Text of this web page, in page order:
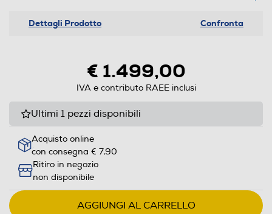
Dettagli Prodotto Confronta
€ 1.499,00
IVA e contributo RAEE inclusi
Ultimi 1 pezzi disponibili
Acquisto online
con consegna € 7,90
Ritiro in negozio
non disponibile
AGGIUNGI AL CARRELLO